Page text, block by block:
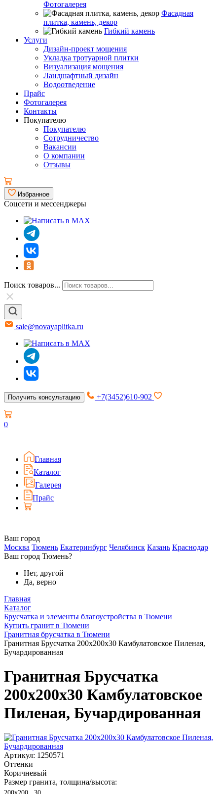
Фотогалерея
Фасадная
плитка, камень, декор
Гибкий камень
Услуги
Дизайн-проект мощения
Укладка тротуарной плитки
Визуализация мощения
Ландшафтный дизайн
Водоотведение
Прайс
Фотогалерея
Контакты
Покупателю
Покупателю
Сотрудничество
Вакансии
О компании
Отзывы
Избранное
Соцсети и мессенджеры
Поиск товаров...
sale@novayaplitka.ru
Получить консультацию +7(3452)610-902
0
Главная
Каталог
Галерея
Прайс
Ваш город
Москва Тюмень Екатеринбург Челябинск Казань Краснодар
Ваш город Тюмень?
Нет, другой
Да, верно
Главная
Каталог
Брусчатка и элементы благоустройства в Тюмени
Купить гранит в Тюмени
Гранитная брусчатка в Тюмени
Гранитная Брусчатка 200х200x30 Камбулатовское Пиленая,
Бучардированная
Гранитная Брусчатка
200х200x30 Камбулатовское
Пиленая, Бучардированная
Артикул: 1250571
Оттенки
Коричневый
Размер гранита, толщина/высота: